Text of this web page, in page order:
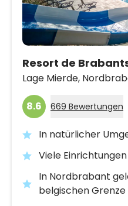
Resort de
Lage Mierde,
8.6 669 Bewertungen
In natürlicher
Viele
In Nordbrabant
belgischen Grenze